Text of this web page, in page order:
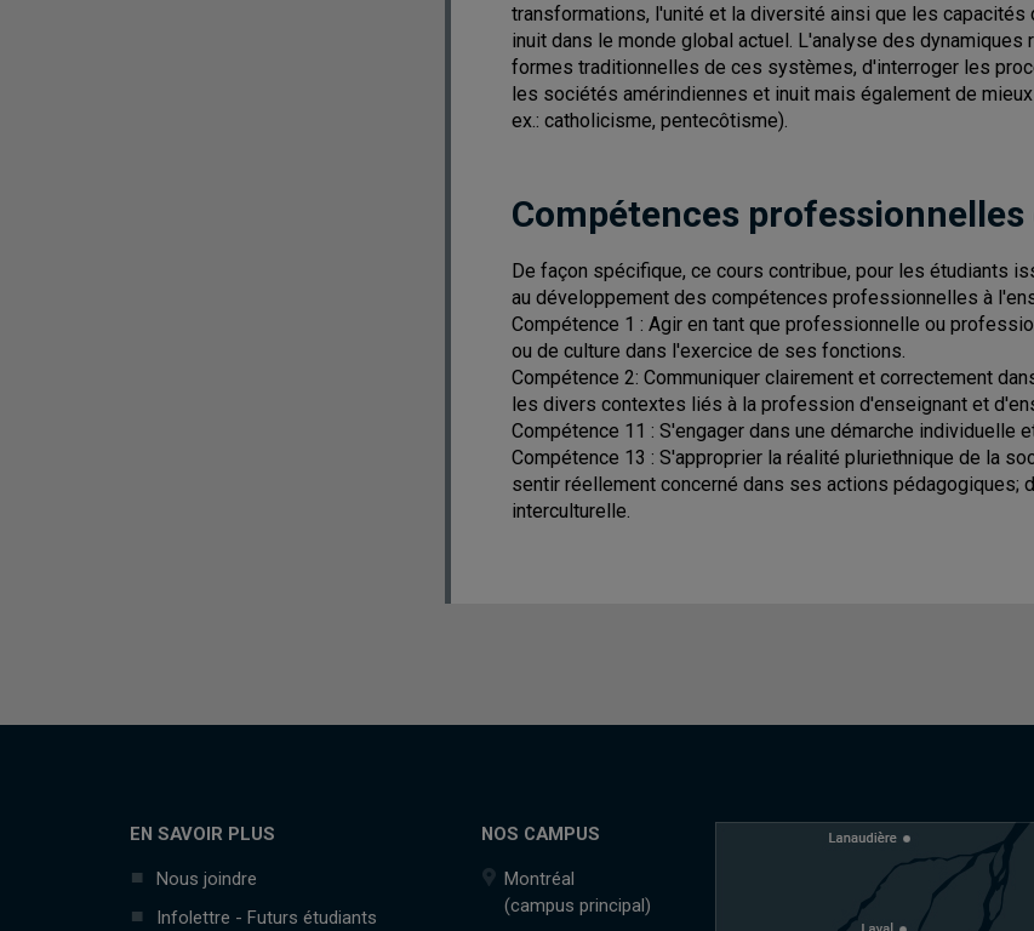
transformations, l'unité et la diversité ainsi que les
inuit dans le monde global actuel. L'analyse des
formes traditionnelles de ces systèmes, d'interroger les
les sociétés amérindiennes et inuit mais également de
ex.: catholicisme, pentecôtisme).
Compétences
De façon spécifique, ce cours contribue, pour les étudiants
au développement des compétences professionnelles à
Compétence 1 : Agir en tant que professionnelle ou
ou de culture dans l'exercice de ses fonctions.
Compétence 2: Communiquer clairement et correctement
les divers contextes liés à la profession d'enseignant et
Compétence 11 : S'engager dans une démarche
Compétence 13 : S'approprier la réalité pluriethnique de la
sentir réellement concerné dans ses actions pédagogiques;
interculturelle.
EN SAVOIR PLUS
Nous joindre
Infolettre - Futurs étudiants
NOS CAMPUS
Montréal
(campus principal)